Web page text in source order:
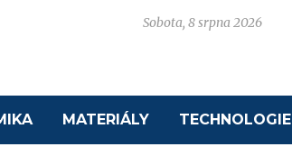
Sobota, 8 srpna 2026
MATERIÁLY TECHNOLOGIE